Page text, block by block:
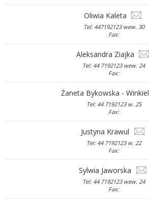
Oliwia Kaleta
Tel: 447192123 wew. 30
Fax:
Aleksandra Ziajka
Tel: 44 7192123 wew. 24
Fax:
Żaneta Bykowska - Winkiel
Tel: 44 7192123 w. 25
Fax:
Justyna Krawul
Tel: 44 7192123 w. 22
Fax:
Sylwia Jaworska
Tel: 44 7192123 wew. 24
Fax: